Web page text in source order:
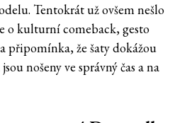
Tentokrát už ovšem nešlo
o kulturní comeback, gesto
připomínka, že šaty dokážou
nošeny ve správný čas a na